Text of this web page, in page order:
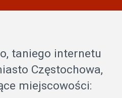
taniego internetu
Częstochowa,
miejscowości: